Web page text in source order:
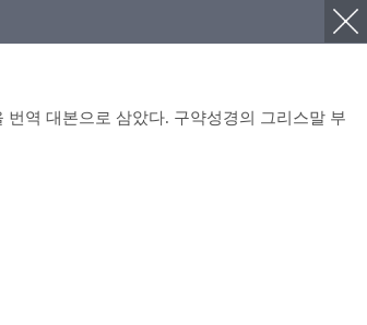
역 대본으로 삼았다. 구약성경의 그리스말 부